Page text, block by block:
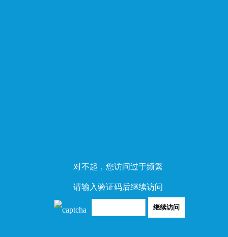
对不起，您访问过于频繁
请输入验证码后继续访问
继续访问